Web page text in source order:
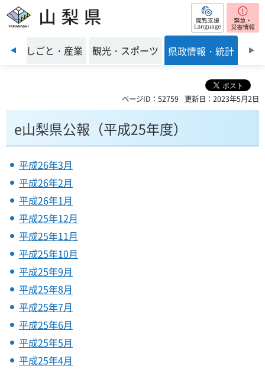
山梨県 閲覧支援
前のスライドを表示
境 しごと・産業 観光・スポーツ 県政情報・統計
ページID：52759 更新日：2023年5月2日
e山梨県公報（平成25年度）
平成26年3月
平成26年2月
平成26年1月
平成25年12月
平成25年11月
平成25年10月
平成25年9月
平成25年8月
平成25年7月
平成25年6月
平成25年5月
平成25年4月